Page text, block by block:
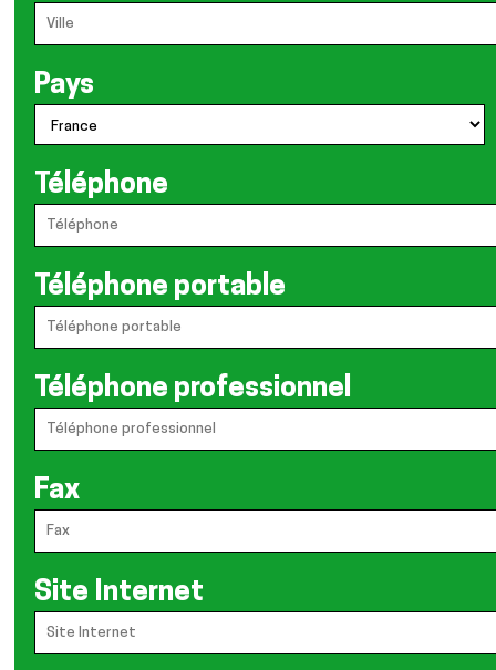
Pays
Téléphone
Téléphone portable
Téléphone professionnel
Fax
Site Internet